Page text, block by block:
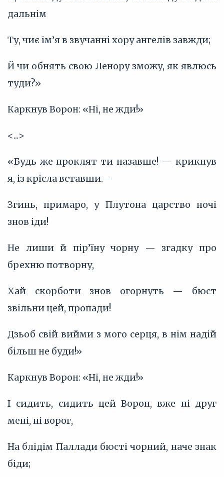
дальнім
Ту, чиє ім’я в звучанні хору ангелів завжди;
Й чи обнять свою Ленору зможу, як явлюсь
туди?»
Каркнув Ворон: «Ні, не жди!»
<...>
«Будь же проклят ти назавше! — крикнув
я, із крісла вставши.—
Згинь, примаро, у Плутона царство ночі
знов іди!
Не лиши й пір’їну чорну — згадку про
брехню потворну,
Хай скорботи знов огорнуть — бюст
звільни цей, пропади!
Дзьоб свій вийми з мого серця, в нім надій
більш не буди!»
Каркнув Ворон: «Ні, не жди!»
І сидить, сидить цей Ворон, вже ні друг
мені, ні ворог,
На блідім Паллади бюсті чорний, наче знак
біди;